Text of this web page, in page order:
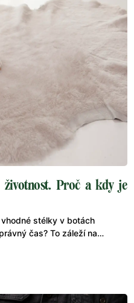
Proč a kdy je
stélky v botách
čas? To záleží na
doporučuje měnit stélky